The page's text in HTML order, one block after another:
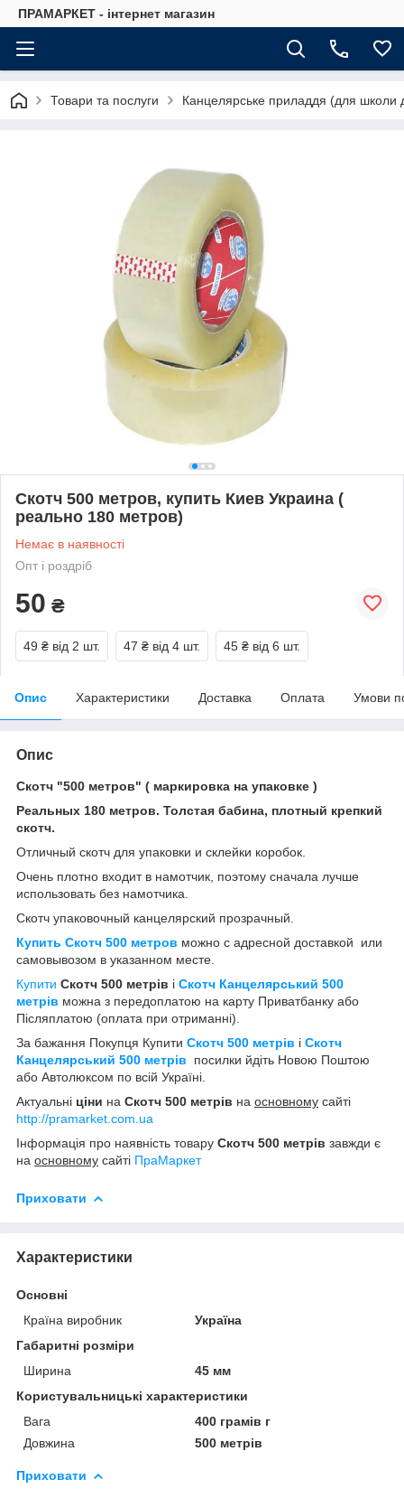
ПРАМАРКЕТ - інтернет магазин
Товари та послуги Канцелярське приладдя (для школи
Скотч 500 метров, купить Киев Украина (
реально 180 метров)
Немає в наявності
Опт і роздріб
50 ₴
49 ₴ від 2 шт. 47 ₴ від 4 шт. 45 ₴ від 6 шт.
Опис Характеристики Доставка Оплата Умови
Опис
Скотч "500 метров" ( маркировка на упаковке )
Реальных 180 метров. Толстая бабина, плотный крепкий
скотч.
Отличный скотч для упаковки и склейки коробок.
Очень плотно входит в намотчик, поэтому сначала лучше
использовать без намотчика.
Скотч упаковочный канцелярский прозрачный.
Купить Скотч 500 метров можно с адресной доставкой или
самовывозом в указанном месте.
Купити Скотч 500 метрів і Скотч Канцелярський 500
метрів можна з передоплатою на карту Приватбанку або
Післяплатою (оплата при отриманні).
За бажання Покупця Купити Скотч 500 метрів і Скотч
Канцелярський 500 метрів
посилки йдіть Новою Поштою
або Автолюксом по всій Україні.
Актуальні ціни на Скотч 500 метрів на основному сайті
http://pramarket.com.ua
Інформація про наявність товару Скотч 500 метрів завжди є
на основному сайті ПраМаркет
Приховати
Характеристики
Основні
Країна виробник
Україна
Габаритні розміри
Ширина
45 мм
Користувальницькі характеристики
Вага
400 грамів г
Довжина
500 метрів
Приховати